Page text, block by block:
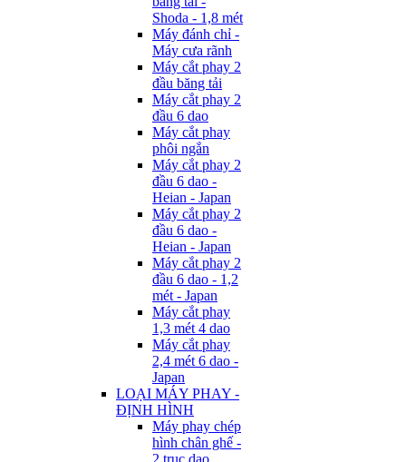
Shoda - 1,8 mét
Máy đánh chỉ -
Máy cưa rãnh
Máy cắt phay 2
đầu băng tải
Máy cắt phay 2
đầu 6 dao
Máy cắt phay
phôi ngắn
Máy cắt phay 2
đầu 6 dao -
Heian - Japan
Máy cắt phay 2
đầu 6 dao -
Heian - Japan
Máy cắt phay 2
đầu 6 dao - 1,2
mét - Japan
Máy cắt phay
1,3 mét 4 dao
Máy cắt phay
2,4 mét 6 dao -
Japan
LOẠI MÁY PHAY -
ĐỊNH HÌNH
Máy phay chép
hình chân ghế -
2 trục dao